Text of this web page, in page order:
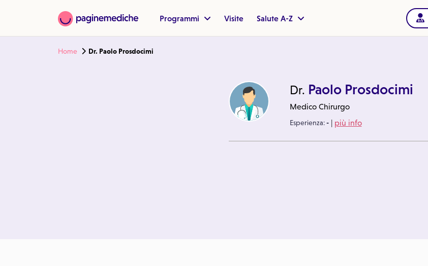
Programmi Visite Salute A-Z
Home Dr. Paolo Prosdocimi
Dr. Paolo Prosdocimi
Medico Chirurgo
Esperienza:-| più info